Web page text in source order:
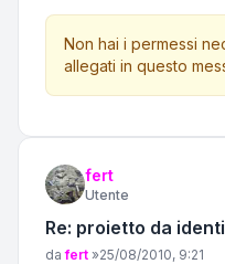
Non hai i permessi
allegati in questo
fert
Utente
Re: proietto da
Messaggio
dafert »25/08/2010, 9:21